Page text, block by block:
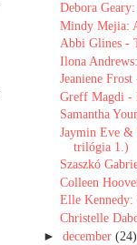
Debora
Mindy Mejia:
Abbi Glines -
Ilona
Jeaniene
Greff Magdi -
Samantha
Jaymin Eve &
trilógia 1.)
Szaszkó
Colleen
Elle Kennedy:
Christelle
►december(24)